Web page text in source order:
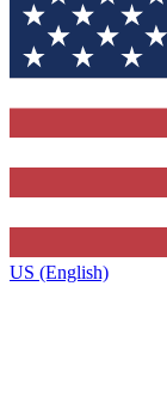
US (English)